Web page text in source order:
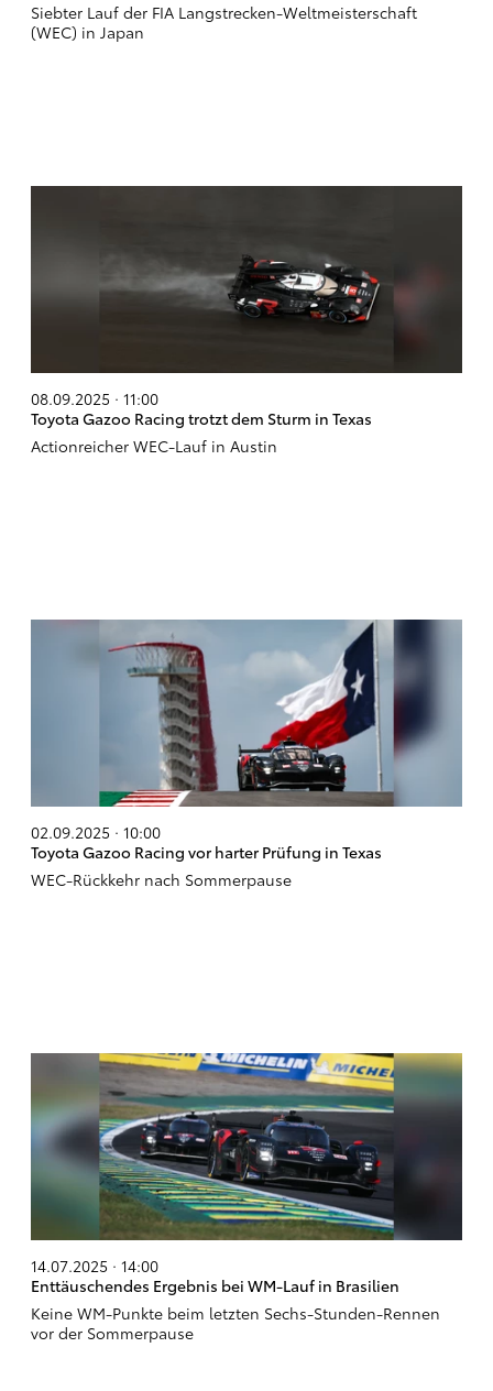
Siebter Lauf der FIA Langstrecken-Weltmeisterschaft
(WEC) in Japan
08.09.2025 · 11:00
Toyota Gazoo Racing trotzt dem Sturm in Texas
Actionreicher WEC-Lauf in Austin
02.09.2025 · 10:00
Toyota Gazoo Racing vor harter Prüfung in Texas
WEC-Rückkehr nach Sommerpause
14.07.2025 · 14:00
Enttäuschendes Ergebnis bei WM-Lauf in Brasilien
Keine WM-Punkte beim letzten Sechs-Stunden-Rennen
vor der Sommerpause